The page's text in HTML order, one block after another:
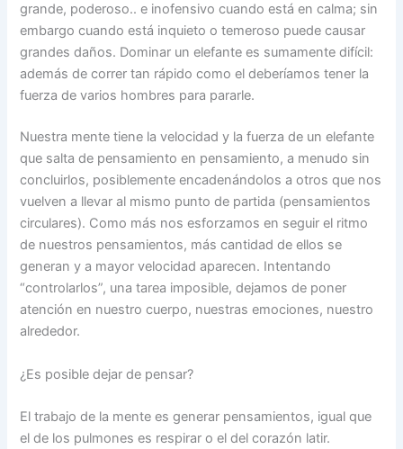
grande, poderoso.. e inofensivo cuando está en calma; sin
embargo cuando está inquieto o temeroso puede causar
grandes daños. Dominar un elefante es sumamente difícil:
además de correr tan rápido como el deberíamos tener la
fuerza de varios hombres para pararle.
Nuestra mente tiene la velocidad y la fuerza de un elefante
que salta de pensamiento en pensamiento, a menudo sin
concluirlos, posiblemente encadenándolos a otros que nos
vuelven a llevar al mismo punto de partida (pensamientos
circulares). Como más nos esforzamos en seguir el ritmo
de nuestros pensamientos, más cantidad de ellos se
generan y a mayor velocidad aparecen. Intentando
“controlarlos”, una tarea imposible, dejamos de poner
atención en nuestro cuerpo, nuestras emociones, nuestro
alrededor.
¿Es posible dejar de pensar?
El trabajo de la mente es generar pensamientos, igual que
el de los pulmones es respirar o el del corazón latir.